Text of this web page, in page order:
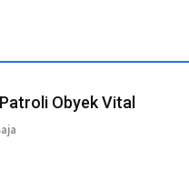
Obyek Vital